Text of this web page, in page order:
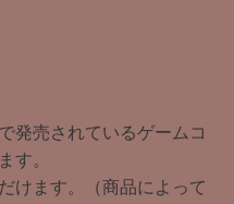
発売されているゲームコ
す。
けます。（商品によって